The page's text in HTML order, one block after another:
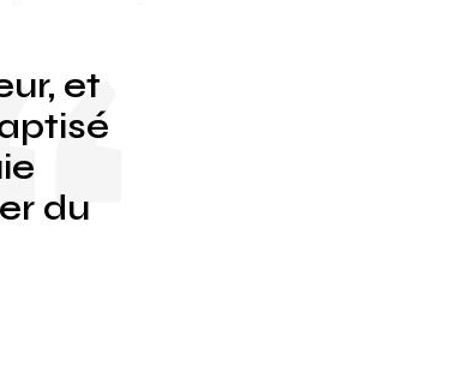
et
du